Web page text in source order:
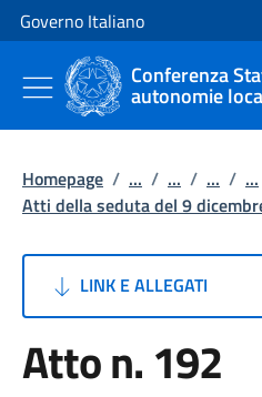
Vai al contenuto
Vai alla navigazione del sito
Governo Italiano
Conferenza
autonomie
Homepage / ... / ... / ... / ...
Atti della seduta del 9
LINK E ALLEGATI
Atto n. 192